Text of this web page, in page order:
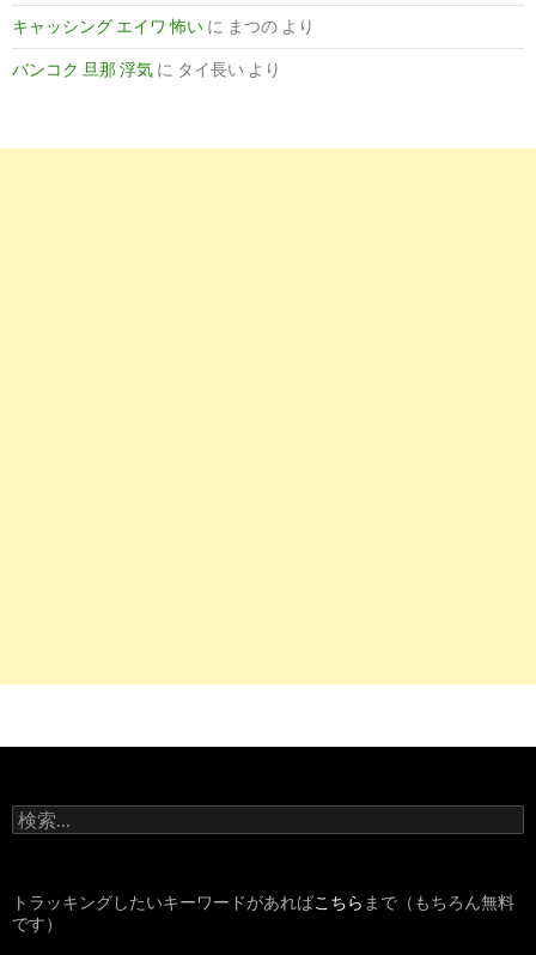
キャッシング エイワ 怖い に まつの より
バンコク 旦那 浮気 に タイ長い より
検
索
トラッキングしたいキーワードがあればこちら まで（もちろん無料
です）